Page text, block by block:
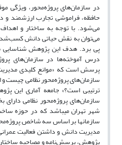
در سازمان‌های پروژه‌محور، ویژگی
حافظه، فراموشی تجارب ارزشمند
می‌شود. با توجه به ساختار و
می‌توان به نقش حیاتی دانش کسب‌شده
پی برد. هدف این پژوهش شناسایی
درس آموخته‌ها در سازمان‌های
پرسش است که «موانع کلیدی
سازمان‌های پروژه‌محور نظامی چیست و
سازمان‌های پروژه‌محور نظامی
شهر تهران می­باشد که در حوزه
سازمان­ها بر اساس سه شاخص
مدیریت دانش و داشتن فعالیت
پژوهش، پرسش‌نامه و مصاحبه